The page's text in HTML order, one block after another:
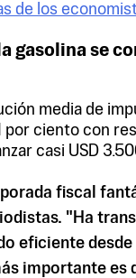
de los
gasolina se
media de
por ciento con
casi USD
fiscal
"Ha
eficiente
importante es